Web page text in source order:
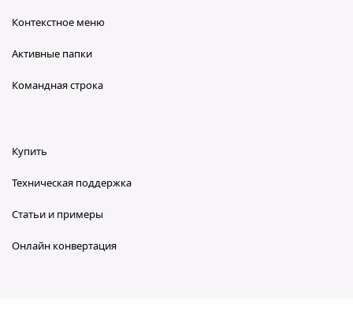
Контекстное меню
Активные папки
Командная строка
Купить
Техническая поддержка
Статьи и примеры
Онлайн конвертация